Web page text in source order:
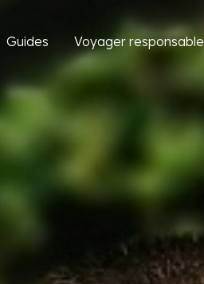
Guides Voyager responsable